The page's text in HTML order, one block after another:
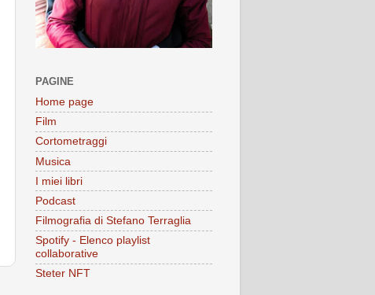
PAGINE
Home page
Film
Cortometraggi
Musica
I miei libri
Podcast
Filmografia di Stefano Terraglia
Spotify - Elenco playlist
collaborative
Steter NFT